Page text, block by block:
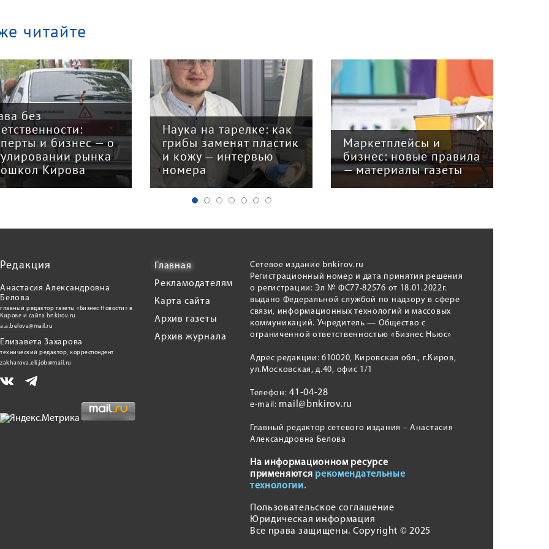
читайте
без
и бизнес — о
рынка
Кирова
Наука на тарелке: как
грибы заменят пластик
и кожу — интервью
номера
Маркетплейсы и
бизнес: новые правила
— материалы газеты
Редакция
Анастасия Александровна
Белова
главный редактор газеты «Бизнес Новости» в
Кирове и сайта bnkirov.ru
a.a.belova@mail.ru
Елизавета Захарова
технический редактор, корреспондент
zakharova.eli.job@mail.ru
Главная
Рекламодателям
Карта сайта
Архив газеты
Архив журнала
Сетевое издание bnkirov.ru
Регистрационный номер и дата принятия решения
о регистрации: Эл № ФС77-82576 от 18.01.2022г.
выдано Федеральной службой по надзору в сфере
связи, информационных технологий и массовых
коммуникаций. Учредитель — Общество с
ограниченной ответственностью «Бизнес Ньюс»
Адрес редакции: 610020, Кировская обл., г.Киров,
ул.Московская, д.40, офис 1/1
Телефон:41-04-28
e-mail: mail@bnkirov.ru
Главный редактор сетевого издания – Анастасия
Александровна Белова
На информационном ресурсе
применяются рекомендательные
технологии.
Пользовательское соглашение
Юридическая информация
Все права защищены. Copyright © 2025